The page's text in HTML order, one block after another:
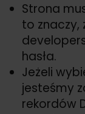
Strona
to znaczy,
hasła.
Jeżeli
jesteśmy
rekordów